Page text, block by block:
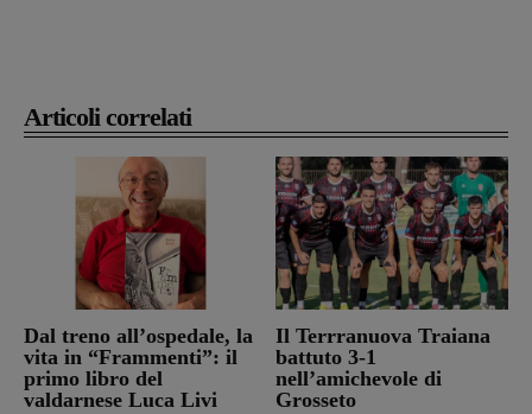
Articoli correlati
Dal treno all’ospedale, la
vita in “Frammenti”: il
primo libro del
valdarnese Luca Livi
Il Terrranuova Traiana
battuto 3-1
nell’amichevole di
Grosseto